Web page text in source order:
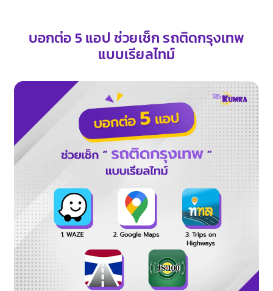
บอกต่อ 5 แอป ช่วยเช็ก รถติดกรุงเทพ
แบบเรียลไทม์